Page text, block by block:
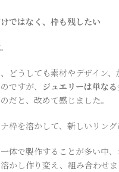
ではなく、枠も残したい
どうしても素材やデザイン
ですが、
ジュエリーは単な
だと、改めて感じました。
枠を溶かして、新しいリン
体で製作することが多い中
かし作り変え、組み合わせま